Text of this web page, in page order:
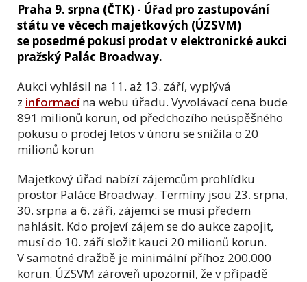
Praha 9. srpna (ČTK) - Úřad pro zastupování
státu ve věcech majetkových (ÚZSVM)
se posedmé pokusí prodat v elektronické aukci
pražský Palác Broadway.
Aukci vyhlásil na 11. až 13. září, vyplývá
z informacína webu úřadu. Vyvolávací cena bude
891 milionů korun, od předchozího neúspěšného
pokusu o prodej letos v únoru se snížila o 20
milionů korun
Majetkový úřad nabízí zájemcům prohlídku
prostor Paláce Broadway. Termíny jsou 23. srpna,
30. srpna a 6. září, zájemci se musí předem
nahlásit. Kdo projeví zájem se do aukce zapojit,
musí do 10. září složit kauci 20 milionů korun.
V samotné dražbě je minimální příhoz 200.000
korun. ÚZSVM zároveň upozornil, že v případě